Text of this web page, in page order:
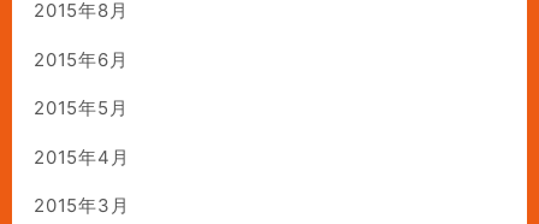
2015年8月
2015年6月
2015年5月
2015年4月
2015年3月